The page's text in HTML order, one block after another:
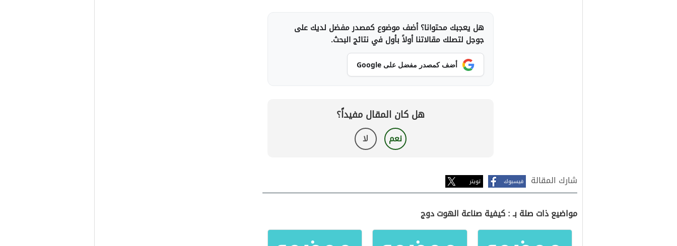
هل يعجبك محتوانا؟ أضف موضوع كمصدر مفضل لديك على
جوجل لتصلك مقالاتنا أولاً بأول في نتائج البحث.
أضف كمصدر مفضل على Google
هل كان المقال مفيداً؟
نعم لا
شارك المقالة فيسبوك تويتر
مواضيع ذات صلة بـ : كيفية صناعة الهوت دوج